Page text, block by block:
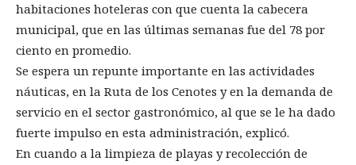
habitaciones hoteleras con que cuenta la cabecera
municipal, que en las últimas semanas fue del 78 por
ciento en promedio.
Se espera un repunte importante en las actividades
náuticas, en la Ruta de los Cenotes y en la demanda de
servicio en el sector gastronómico, al que se le ha dado
fuerte impulso en esta administración, explicó.
En cuando a la limpieza de playas y recolección de